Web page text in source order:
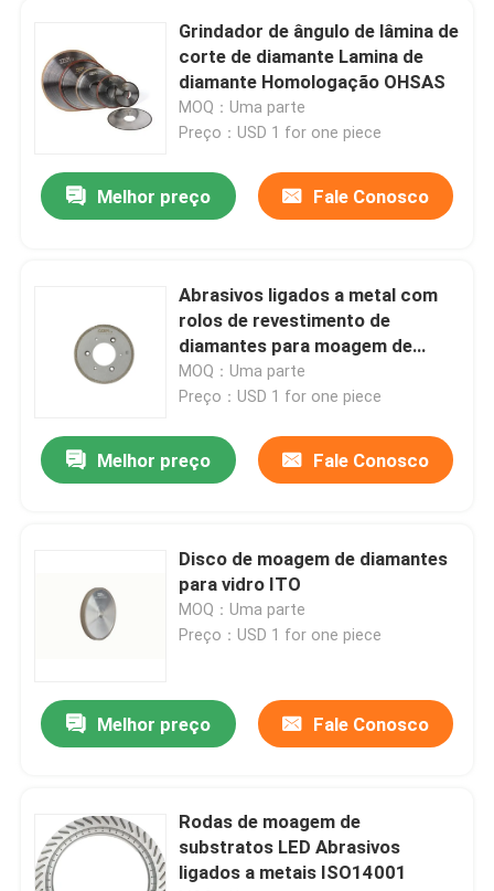
Grindador de ângulo de lâmina de
corte de diamante Lamina de
diamante Homologação OHSAS
MOQ：Uma parte
Preço：USD 1 for one piece
Melhor preço Fale Conosco
Abrasivos ligados a metal com
rolos de revestimento de
diamantes para moagem de
formas de alta precisão
MOQ：Uma parte
Preço：USD 1 for one piece
Melhor preço Fale Conosco
Disco de moagem de diamantes
para vidro ITO
MOQ：Uma parte
Preço：USD 1 for one piece
Melhor preço Fale Conosco
Rodas de moagem de
substratos LED Abrasivos
ligados a metais ISO14001